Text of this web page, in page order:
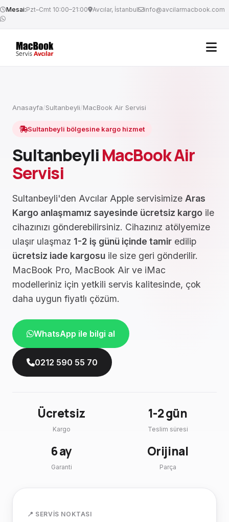
Mesai:Pzt–Cmt 10:00–21:00 Avcılar, İstanbul info@avcilarmacbook.com
Anasayfa/Sultanbeyli/MacBook Air Servisi
Sultanbeyli bölgesine kargo hizmet
SultanbeyliMacBook Air
Servisi
Sultanbeyli'den Avcılar Apple servisimize Aras
Kargo anlaşmamız sayesinde ücretsiz kargo ile
cihazınızı gönderebilirsiniz. Cihazınız atölyemize
ulaşır ulaşmaz 1-2 iş günü içinde tamir edilip
ücretsiz iade kargosu ile size geri gönderilir.
MacBook Pro, MacBook Air ve iMac
modelleriniz için yetkili servis kalitesinde, çok
daha uygun fiyatlı çözüm.
WhatsApp ile bilgi al
0212 590 55 70
Ücretsiz
Kargo
1-2 gün
Teslim süresi
6 ay
Garanti
Orijinal
Parça
📍 SERVIS NOKTASI